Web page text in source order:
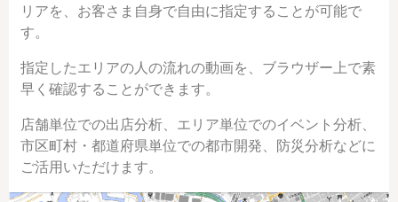
リアを、お客さま自身で自由に指定することが可能で
す。
指定したエリアの人の流れの動画を、ブラウザー上で素
早く確認することができます。
店舗単位での出店分析、エリア単位でのイベント分析、
市区町村・都道府県単位での都市開発、防災分析などに
ご活用いただけます。